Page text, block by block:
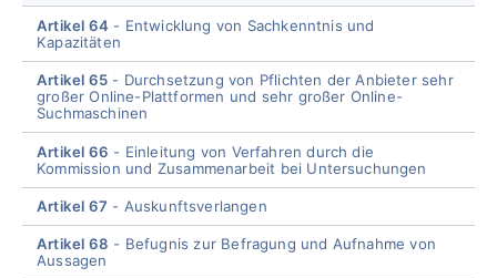
Artikel 64
Entwicklung von Sachkenntnis und
Kapazitäten
Artikel 65
Durchsetzung von Pflichten der Anbieter sehr
großer Online-Plattformen und sehr großer Online-
Suchmaschinen
Artikel 66
Einleitung von Verfahren durch die
Kommission und Zusammenarbeit bei Untersuchungen
Artikel 67 Auskunftsverlangen
Artikel 68
Befugnis zur Befragung und Aufnahme von
Aussagen